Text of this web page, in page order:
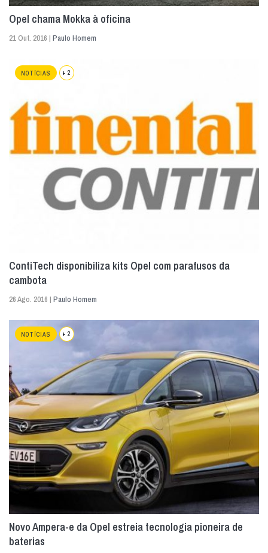
Opel chama Mokka à oficina
21 Out. 2016 | Paulo Homem
NOTÍCIAS + 2
ContiTech disponibiliza kits Opel com parafusos da
cambota
26 Ago. 2016 | Paulo Homem
NOTÍCIAS + 2
Novo Ampera-e da Opel estreia tecnologia pioneira de
baterias